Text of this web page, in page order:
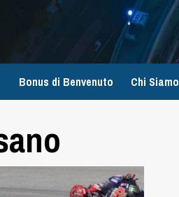
Bonus di Benvenuto Chi Siamo